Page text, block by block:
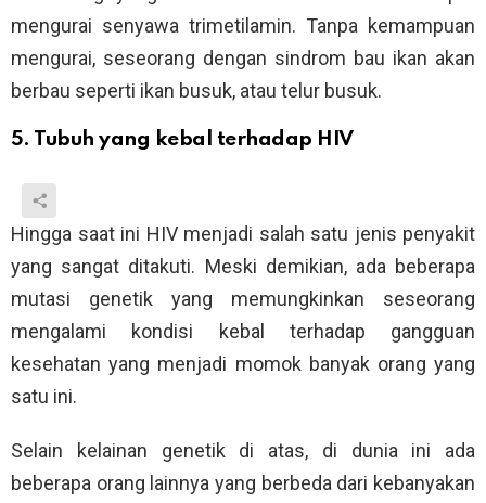
mengurai senyawa trimetilamin. Tanpa kemampuan
mengurai, seseorang dengan sindrom bau ikan akan
berbau seperti ikan busuk, atau telur busuk.
5. Tubuh yang kebal terhadap HIV
Hingga saat ini HIV menjadi salah satu jenis penyakit
yang sangat ditakuti. Meski demikian, ada beberapa
mutasi genetik yang memungkinkan seseorang
mengalami kondisi kebal terhadap gangguan
kesehatan yang menjadi momok banyak orang yang
satu ini.
Selain kelainan genetik di atas, di dunia ini ada
beberapa orang lainnya yang berbeda dari kebanyakan